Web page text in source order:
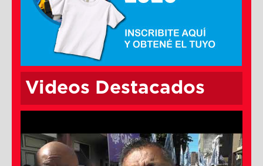
Videos Destacados